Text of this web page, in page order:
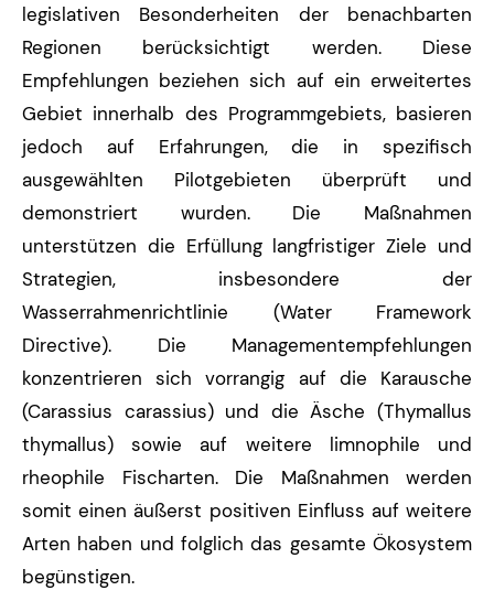
legislativen Besonderheiten der benachbarten
Regionen berücksichtigt werden. Diese
Empfehlungen beziehen sich auf ein erweitertes
Gebiet innerhalb des Programmgebiets, basieren
jedoch auf Erfahrungen, die in spezifisch
ausgewählten Pilotgebieten überprüft und
demonstriert wurden. Die Maßnahmen
unterstützen die Erfüllung langfristiger Ziele und
Strategien, insbesondere der
Wasserrahmenrichtlinie (Water Framework
Directive). Die Managementempfehlungen
konzentrieren sich vorrangig auf die Karausche
(Carassius carassius) und die Äsche (Thymallus
thymallus) sowie auf weitere limnophile und
rheophile Fischarten. Die Maßnahmen werden
somit einen äußerst positiven Einfluss auf weitere
Arten haben und folglich das gesamte Ökosystem
begünstigen.